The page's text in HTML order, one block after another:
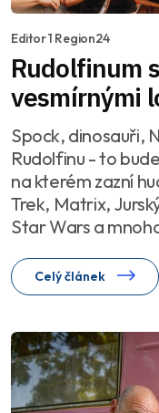
Editor 1 Region24
Rudolfinum
vesmírnými
Spock, dinosauři,
Rudolfinu - to
na kterém zazní
Trek, Matrix,
Star Wars a
Celý článek